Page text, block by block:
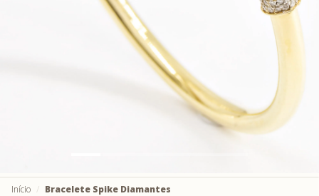
Início Bracelete Spike Diamantes